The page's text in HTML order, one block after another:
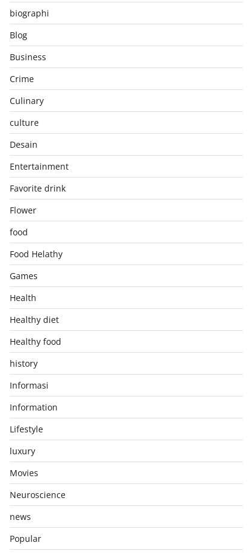
biographi
Blog
Business
Crime
Culinary
culture
Desain
Entertainment
Favorite drink
Flower
food
Food Helathy
Games
Health
Healthy diet
Healthy food
history
Informasi
Information
Lifestyle
luxury
Movies
Neuroscience
news
Popular